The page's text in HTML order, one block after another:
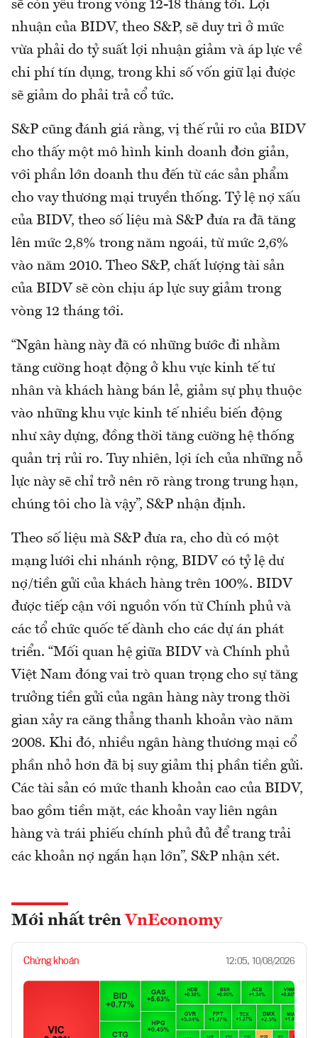
sẽ còn yếu trong vòng 12-18 tháng tới. Lợi
nhuận của BIDV, theo S&P, sẽ duy trì ở mức
vừa phải do tỷ suất lợi nhuận giảm và áp lực về
chi phí tín dụng, trong khi số vốn giữ lại được
sẽ giảm do phải trả cổ tức.
S&P cũng đánh giá rằng, vị thế rủi ro của BIDV
cho thấy một mô hình kinh doanh đơn giản,
với phần lớn doanh thu đến từ các sản phẩm
cho vay thương mại truyền thống. Tỷ lệ nợ xấu
của BIDV, theo số liệu mà S&P đưa ra đã tăng
lên mức 2,8% trong năm ngoái, từ mức 2,6%
vào năm 2010. Theo S&P, chất lượng tài sản
của BIDV sẽ còn chịu áp lực suy giảm trong
vòng 12 tháng tới.
“Ngân hàng này đã có những bước đi nhằm
tăng cường hoạt động ở khu vực kinh tế tư
nhân và khách hàng bán lẻ, giảm sự phụ thuộc
vào những khu vực kinh tế nhiều biến động
như xây dựng, đồng thời tăng cường hệ thống
quản trị rủi ro. Tuy nhiên, lợi ích của những nỗ
lực này sẽ chỉ trở nên rõ ràng trong trung hạn,
chúng tôi cho là vậy”, S&P nhận định.
Theo số liệu mà S&P đưa ra, cho dù có một
mạng lưới chi nhánh rộng, BIDV có tỷ lệ dư
nợ/tiền gửi của khách hàng trên 100%. BIDV
được tiếp cận với nguồn vốn từ Chính phủ và
các tổ chức quốc tế dành cho các dự án phát
triển. “Mối quan hệ giữa BIDV và Chính phủ
Việt Nam đóng vai trò quan trọng cho sự tăng
trưởng tiền gửi của ngân hàng này trong thời
gian xảy ra căng thẳng thanh khoản vào năm
2008. Khi đó, nhiều ngân hàng thương mại cổ
phần nhỏ hơn đã bị suy giảm thị phần tiền gửi.
Các tài sản có mức thanh khoản cao của BIDV,
bao gồm tiền mặt, các khoản vay liên ngân
hàng và trái phiếu chính phủ đủ để trang trải
các khoản nợ ngắn hạn lớn”, S&P nhận xét.
Mới nhất trên VnEconomy
Chứng khoán 12:05, 10/08/2026